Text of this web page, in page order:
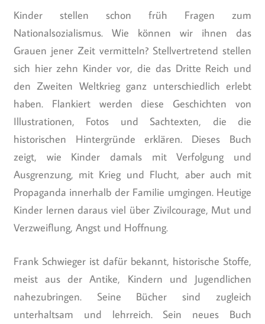
Kinder stellen schon früh Fragen zum
Nationalsozialismus. Wie können wir ihnen das
Grauen jener Zeit vermitteln? Stellvertretend stellen
sich hier zehn Kinder vor, die das Dritte Reich und
den Zweiten Weltkrieg ganz unterschiedlich erlebt
haben. Flankiert werden diese Geschichten von
Illustrationen, Fotos und Sachtexten, die die
historischen Hintergründe erklären. Dieses Buch
zeigt, wie Kinder damals mit Verfolgung und
Ausgrenzung, mit Krieg und Flucht, aber auch mit
Propaganda innerhalb der Familie umgingen. Heutige
Kinder lernen daraus viel über Zivilcourage, Mut und
Verzweiflung, Angst und Hoffnung.
Frank Schwieger ist dafür bekannt, historische Stoffe,
meist aus der Antike, Kindern und Jugendlichen
nahezubringen. Seine Bücher sind zugleich
unterhaltsam und lehrreich. Sein neues Buch